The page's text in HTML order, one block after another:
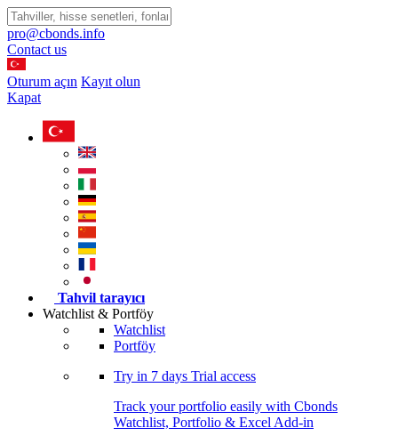
pro@cbonds.info
Contact us
Oturum açın Kayıt olun
Kapat
Tahvil tarayıcı
Watchlist & Portföy
Watchlist
Portföy
Try in 7 days Trial access
Track your portfolio easily with Cbonds
Watchlist, Portfolio & Excel Add-in